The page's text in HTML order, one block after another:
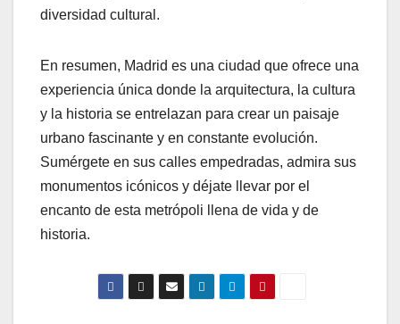
diversidad cultural.
En resumen, Madrid es una ciudad que ofrece una
experiencia única donde la arquitectura, la cultura
y la historia se entrelazan para crear un paisaje
urbano fascinante y en constante evolución.
Sumérgete en sus calles empedradas, admira sus
monumentos icónicos y déjate llevar por el
encanto de esta metrópoli llena de vida y de
historia.